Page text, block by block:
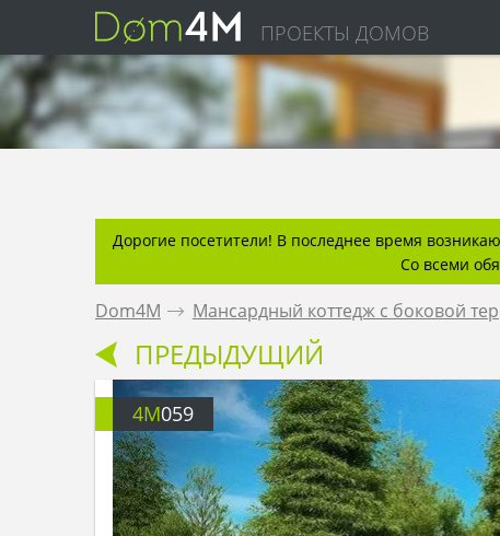
ПРОЕКТЫ ДОМОВ
Дорогие посетители! В последнее время
Со всеми
Dom4M . Мансардный коттедж с боковой
ПРЕДЫДУЩИЙ
4M059